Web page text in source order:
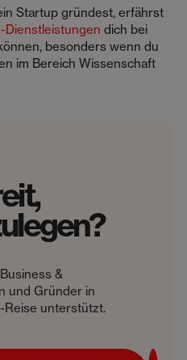
Startup gründest, erfährst
Dienstleistungen dich bei
besonders wenn du
im Bereich Wissenschaft
&
und Gründer in
Reise unterstützt.